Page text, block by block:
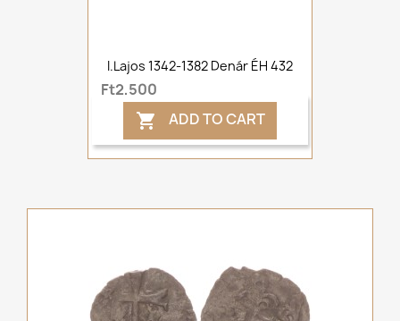
I.Lajos 1342-1382 Denár ÉH 432
Ft2,500
 ADD TO CART